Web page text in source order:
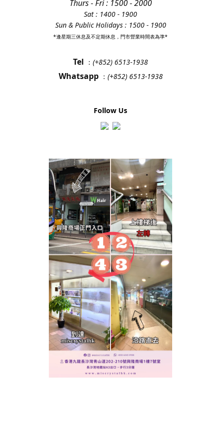
Thurs - Fri: 1500 - 2000
Sat : 1400 - 1900
Sun & Public Holidays : 1500 - 1900
*逢星期三休息及不定期休息，門市營業時間表為準*
Tel ： (+852) 6513-1938
Whatsapp ： (+852) 6513-1938
Follow Us